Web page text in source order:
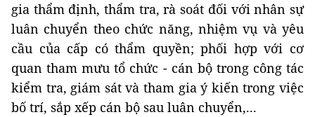
gia thẩm định, thẩm tra, rà soát đối với nhân sự
luân chuyển theo chức năng, nhiệm vụ và yêu
cầu của cấp có thẩm quyền; phối hợp với cơ
quan tham mưu tổ chức - cán bộ trong công tác
kiểm tra, giám sát và tham gia ý kiến trong việc
bố trí, sắp xếp cán bộ sau luân chuyển,...